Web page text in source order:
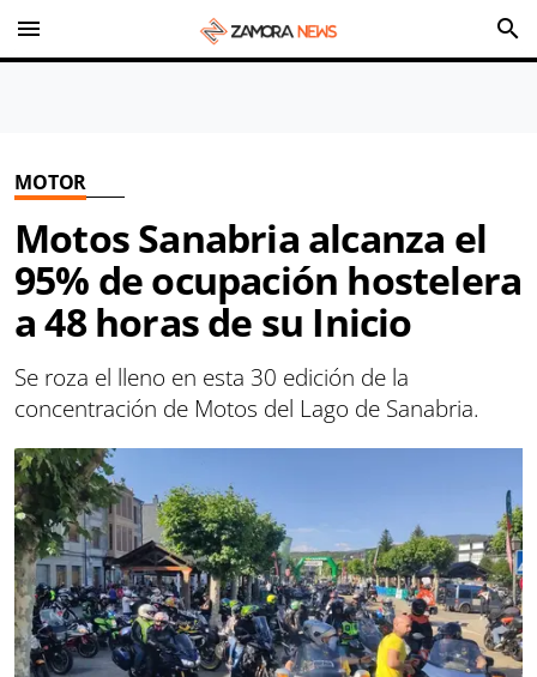
menu search
MOTOR
Motos Sanabria alcanza el
95% de ocupación hostelera
a 48 horas de su Inicio
Se roza el lleno en esta 30 edición de la
concentración de Motos del Lago de Sanabria.